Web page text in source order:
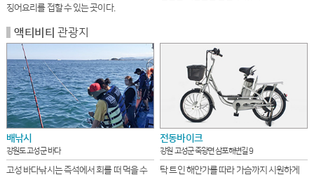
징어요리를 접할 수 있는 곳이다.
액티비티 관광지
배낚시
강원도 고성군 바다
고성 바다낚시는 즉석에서 회를 떠 먹을 수
전동바이크
강원 고성군 죽왕면 삼포해변길 9
탁 트인 해안가를 따라 가슴까지 시원하게